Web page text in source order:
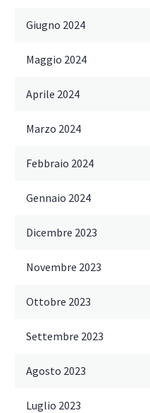
Giugno 2024
Maggio 2024
Aprile 2024
Marzo 2024
Febbraio 2024
Gennaio 2024
Dicembre 2023
Novembre 2023
Ottobre 2023
Settembre 2023
Agosto 2023
Luglio 2023